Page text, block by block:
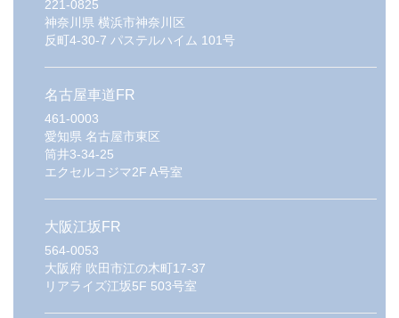
221-0825
神奈川県 横浜市神奈川区
反町4-30-7 パステルハイム 101号
名古屋車道FR
461-0003
愛知県 名古屋市東区
筒井3-34-25
エクセルコジマ2F A号室
大阪江坂FR
564-0053
大阪府 吹田市江の木町17-37
リアライズ江坂5F 503号室